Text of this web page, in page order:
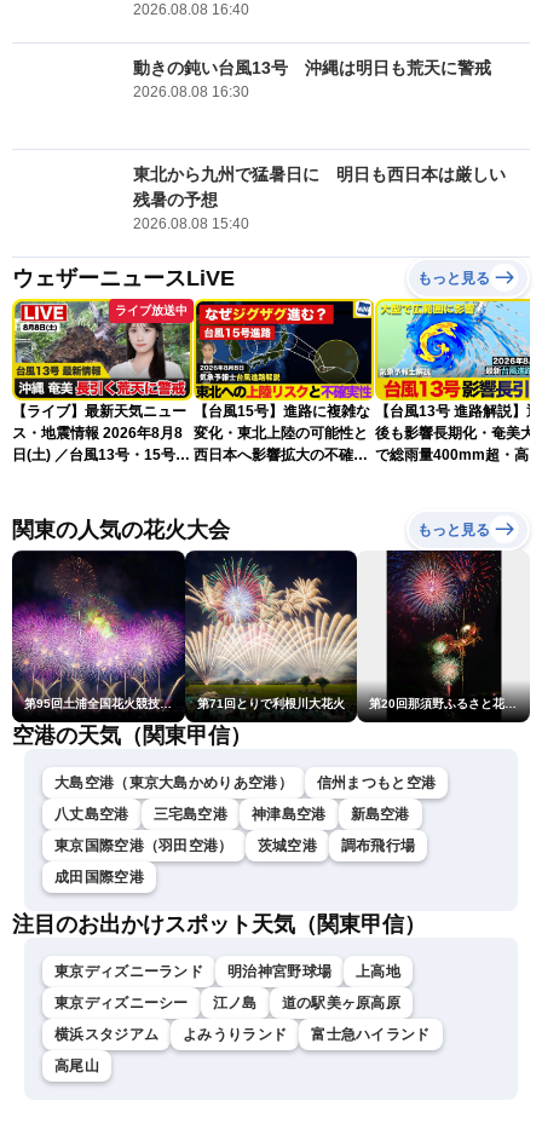
2026.08.08 16:40
動きの鈍い台風13号 沖縄は明日も荒天に警戒
2026.08.08 16:30
東北から九州で猛暑日に 明日も西日本は厳しい
残暑の予想
2026.08.08 15:40
ウェザーニュースLiVE もっと見る
ライブ放送中
【ライブ】最新天気ニュー
ス・地震情報 2026年8月8
日(土) ／台風13号・15号
ーニュースLiVEムーン・戸
北美月／芳野達郎〉
【台風15号】進路に複雑な
変化・東北上陸の可能性と
西日本へ影響拡大の不確実
【台風13号 進路解説】
後も影響長期化・奄美大
で総雨量400mm超・高波
関東の人気の花火大会 もっと見る
第95回土浦全国花火競技大会 第71回とりで利根川大花火 第20回那須野ふるさと花火大会
空港の天気（関東甲信）
大島空港（東京大島かめりあ空港）
信州まつもと空港
八丈島空港
三宅島空港 神津島空港
新島空港
東京国際空港（羽田空港）
茨城空港
調布飛行場
成田国際空港
注目のお出かけスポット天気（関東甲信）
東京ディズニーランド 明治神宮野球場
上高地
東京ディズニーシー
江ノ島
道の駅美ヶ原高原
横浜スタジアム
よみうりランド
富士急ハイランド
高尾山